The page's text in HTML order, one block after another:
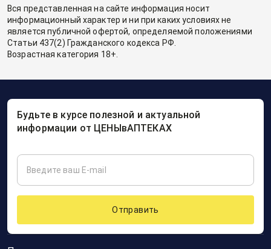
Вся представленная на сайте информация носит
информационный характер и ни при каких условиях не
является публичной офертой, определяемой положениями
Статьи 437(2) Гражданского кодекса РФ.
Возрастная категория 18+.
Будьте в курсе полезной и актуальной
информации от ЦЕНЫвАПТЕКАХ
Отправить